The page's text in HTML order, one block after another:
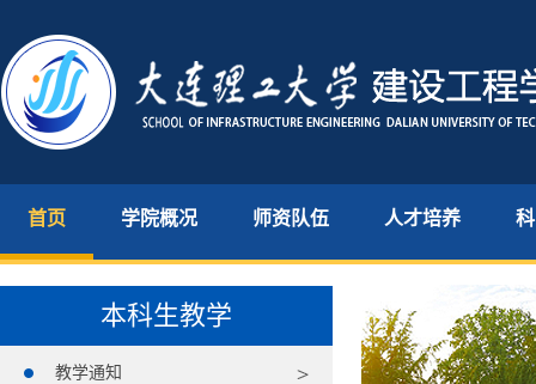
首页 学院概况 师资队伍 人才培养
本科生教学
教学通知